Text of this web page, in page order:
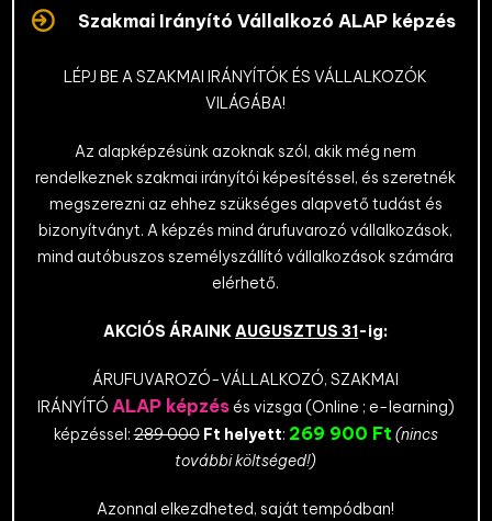
Szakmai Irányító Vállalkozó ALAP képzés
LÉPJ BE A SZAKMAI IRÁNYÍTÓK ÉS VÁLLALKOZÓK
VILÁGÁBA!
Az alapképzésünk azoknak szól, akik még nem
rendelkeznek szakmai irányítói képesítéssel, és szeretnék
megszerezni az ehhez szükséges alapvető tudást és
bizonyítványt. A képzés mind árufuvarozó vállalkozások,
mind autóbuszos személyszállító vállalkozások számára
elérhető.
AKCIÓS ÁRAINKAUGUSZTUS 31-ig:
ÁRUFUVAROZÓ-VÁLLALKOZÓ, SZAKMAI
IRÁNYÍTÓ ALAP képzésés vizsga (Online ; e-learning)
képzéssel:289 000Ft helyett: 269 900 Ft (nincs
további költséged!)
Azonnal elkezdheted, saját tempódban!